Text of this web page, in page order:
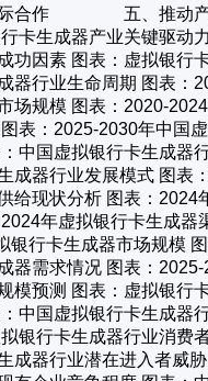
作 五、推动产业
卡生成器产业关键驱动
功因素 图表：虚拟银行
器行业生命周期 图表：
场规模 图表：2020-
表：2025-2030年中国
中国虚拟银行卡生成器
成器行业发展模式 图表
给现状分析 图表：2024
年虚拟银行卡生成器
银行卡生成器市场规模
器需求情况 图表：
模预测 图表：虚拟银行
中国虚拟银行卡生成器
银行卡生成器行业消费
成器行业潜在进入者威